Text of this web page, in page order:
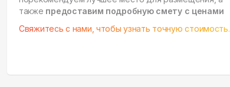
также предоставим подробную смету с ценами
Свяжитесь с нами, чтобы узнать точную стоимость.